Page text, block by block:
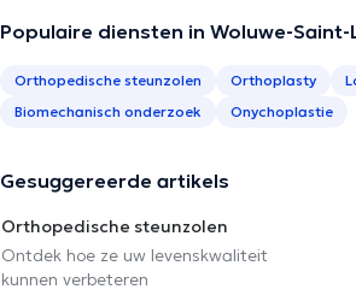
Populaire diensten in Woluwe-
Orthopedische steunzolen Orthoplasty
Biomechanisch onderzoek
Onychoplastie
Gesuggereerde artikels
Orthopedische steunzolen
Ontdek hoe ze uw levenskwaliteit
kunnen verbeteren